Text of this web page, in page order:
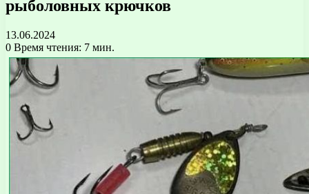
рыболовных крючков
13.06.2024
0 Время чтения: 7 мин.